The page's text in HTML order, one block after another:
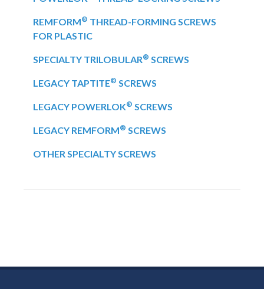
REMFORM® THREAD-FORMING SCREWS
FOR PLASTIC
SPECIALTY TRILOBULAR® SCREWS
LEGACY TAPTITE® SCREWS
LEGACY POWERLOK® SCREWS
LEGACY REMFORM® SCREWS
OTHER SPECIALTY SCREWS